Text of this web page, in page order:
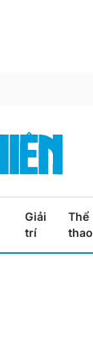
Giải
trí
Thể
thao